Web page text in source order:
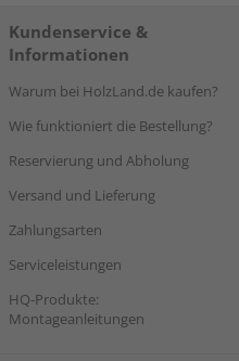
Kundenservice &
Informationen
Warum bei HolzLand.de kaufen?
Wie funktioniert die Bestellung?
Reservierung und Abholung
Versand und Lieferung
Zahlungsarten
Serviceleistungen
HQ-Produkte:
Montageanleitungen